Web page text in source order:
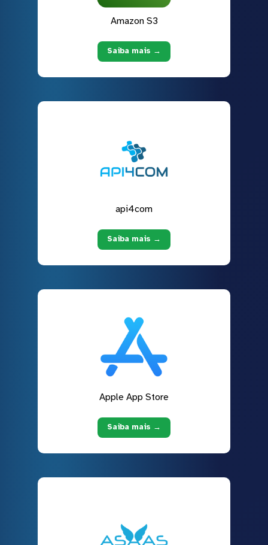
Amazon S3
Saiba mais →
api4com
Saiba mais →
Apple App Store
Saiba mais →